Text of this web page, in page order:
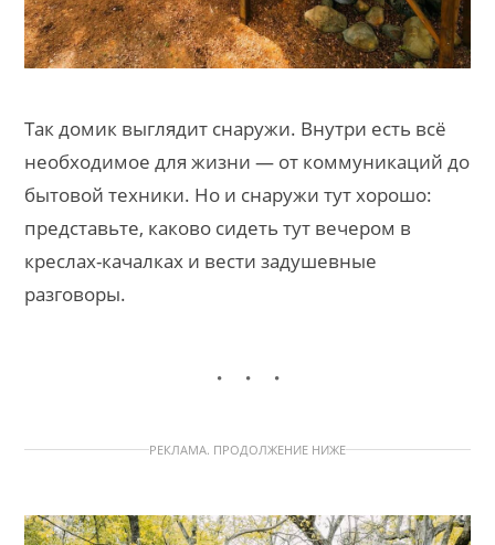
Так домик выглядит снаружи. Внутри есть всё
необходимое для жизни — от коммуникаций до
бытовой техники. Но и снаружи тут хорошо:
представьте, каково сидеть тут вечером в
креслах-качалках и вести задушевные
разговоры.
РЕКЛАМА. ПРОДОЛЖЕНИЕ НИЖЕ